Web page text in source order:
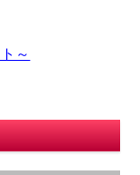
～